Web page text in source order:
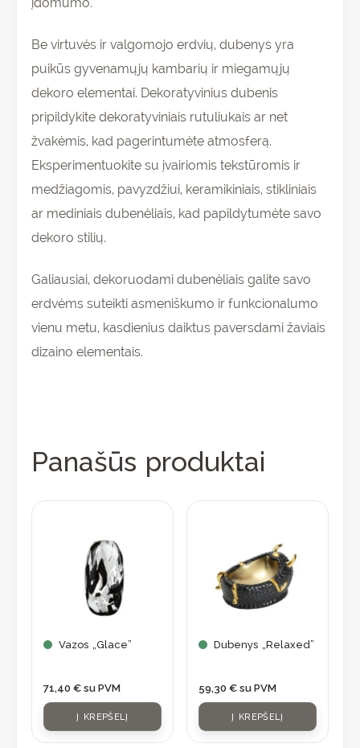
Be virtuvės ir valgomojo erdvių, dubenys yra
puikūs gyvenamųjų kambarių ir miegamųjų
dekoro elementai. Dekoratyvinius dubenis
pripildykite dekoratyviniais rutuliukais ar net
žvakėmis, kad pagerintumėte atmosferą.
Eksperimentuokite su įvairiomis tekstūromis ir
medžiagomis, pavyzdžiui, keramikiniais, stikliniais
ar mediniais dubenėliais, kad papildytumėte savo
dekoro stilių.
Galiausiai, dekoruodami dubenėliais galite savo
erdvėms suteikti asmeniškumo ir funkcionalumo
vienu metu, kasdienius daiktus paversdami žaviais
dizaino elementais.
Panašūs produktai
Vazos „Glace”
71,40 € su PVM
Į KREPŠELĮ
Dubenys „Relaxed”
59,30 € su PVM
Į KREPŠELĮ